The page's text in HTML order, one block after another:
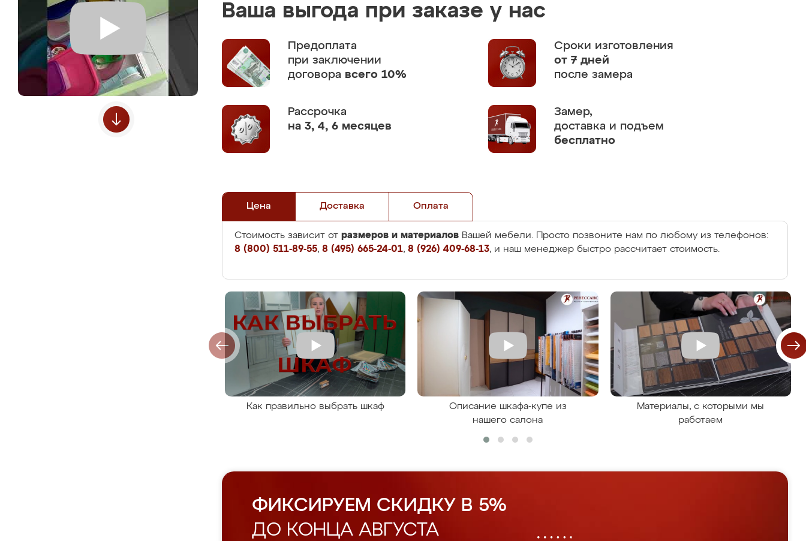
Ваша выгода при заказе у нас
Предоплата
при заключении
договора всего 10%
Сроки изготовления
от 7 дней
после замера
Рассрочка
на 3, 4, 6 месяцев
Замер,
доставка и подъем
бесплатно
Цена Доставка Оплата
Стоимость зависит от размеров и материалов Вашей мебели. Просто позвоните нам по любому из телефонов:
8 (800) 511-89-55, 8 (495) 665-24-01, 8 (926) 409-68-13, и наш менеджер быстро рассчитает стоимость.
Как правильно выбрать шкаф
Описание шкафа-купе из
нашего салона
Материалы, с которыми мы
работаем
ФИКСИРУЕМ СКИДКУ В 5%
ДО КОНЦА АВГУСТА